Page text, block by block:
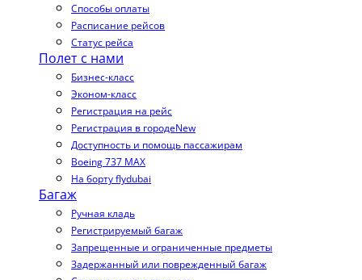
Способы оплаты
Расписание рейсов
Статус рейса
Полет с нами
Бизнес-класс
Эконом-класс
Регистрация на рейс
Регистрация в городеNew
Доступность и помощь пассажирам
Boeing 737 MAX
На борту flydubai
Багаж
Ручная кладь
Регистрируемый багаж
Запрещенные и ограниченные предметы
Задержанный или поврежденный багаж